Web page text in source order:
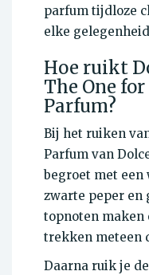
parfum tijdloze
elke
Hoe ruikt
The One
Parfum?
Bij het ruiken
Parfum van
begroet met
zwarte peper en
topnoten
trekken meteen
Daarna ruik je